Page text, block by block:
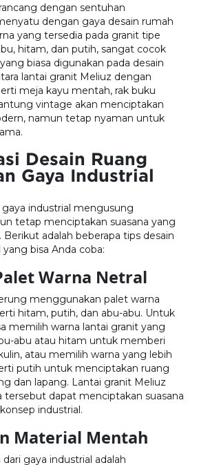
dengan sentuhan
dengan gaya desain rumah
yang tersedia pada granit tipe
hitam, dan putih, sangat cocok
biasa digunakan pada desain
lantai granit Meliuz dengan
meja kayu mentah, rak buku
vintage akan menciptakan
namun tetap nyaman untuk
Desain Ruang
Gaya Industrial
industrial mengusung
tetap menciptakan suasana yang
adalah beberapa tips desain
bisa Anda coba:
Warna Netral
menggunakan palet warna
hitam, putih, dan abu-abu. Untuk
memilih warna lantai granit yang
abu atau hitam untuk memberi
atau memilih warna yang lebih
putih untuk menciptakan ruang
dan lapang. Lantai granit Meliuz
tersebut dapat menciptakan suasana
industrial.
Material Mentah
gaya industrial adalah